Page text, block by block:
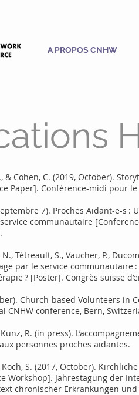
A PROPOS CNHW
& Cohen, C. (2019, October).
Paper]. Conférence-midi pour le
7). Proches Aidant-e-s :
communautaire
Tétreault, S., Vaucher, P.,
par le service
? [Poster]. Congrès suisse
Church-based Volunteers
CNHW conference, Bern,
Kunz, R. (in press).
personnes proches aidantes.
Koch, S. (2017, October).
Workshop]. Jahrestagung der
chronischer Erkrankungen